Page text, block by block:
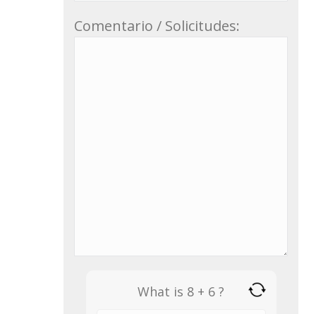
Comentario / Solicitudes:
What is 8 + 6 ?